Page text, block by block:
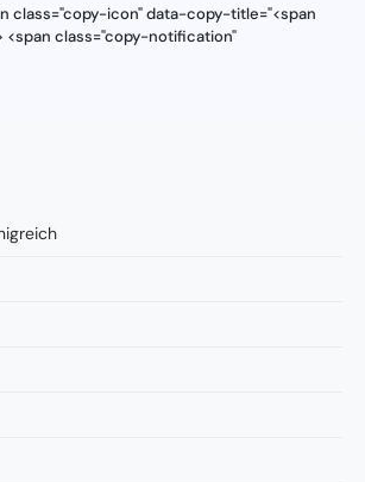
class="copy-icon" data-copy-title="<span
<span class="copy-notification"